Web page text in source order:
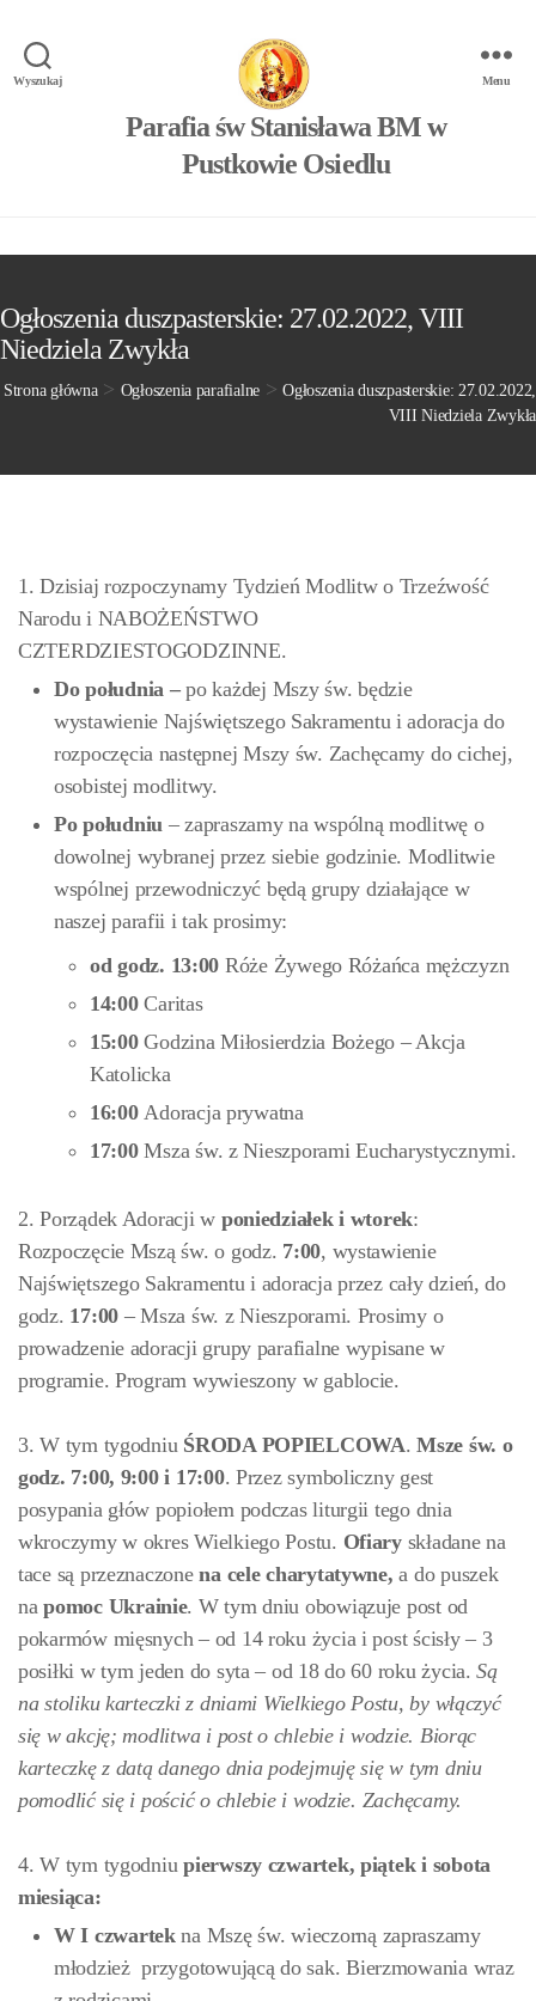
Wyszukaj
Parafia św Stanisława BM w
Pustkowie Osiedlu
Menu
Ogłoszenia duszpasterskie: 27.02.2022, VIII
Niedziela Zwykła
Strona główna> Ogłoszenia parafialne >Ogłoszenia duszpasterskie: 27.02.2022,
VIII Niedziela Zwykła
1. Dzisiaj rozpoczynamy Tydzień Modlitw o Trzeźwość
Narodu i NABOŻEŃSTWO
CZTERDZIESTOGODZINNE.
Do południa –po każdej Mszy św. będzie
wystawienie Najświętszego Sakramentu i adoracja do
rozpoczęcia następnej Mszy św. Zachęcamy do cichej,
osobistej modlitwy.
Po południu – zapraszamy na wspólną modlitwę o
dowolnej wybranej przez siebie godzinie. Modlitwie
wspólnej przewodniczyć będą grupy działające w
naszej parafii i tak prosimy:
od godz. 13:00 Róże Żywego Różańca mężczyzn
14:00Caritas
15:00Godzina Miłosierdzia Bożego – Akcja
Katolicka
16:00Adoracja prywatna
17:00Msza św. z Nieszporami Eucharystycznymi.
2. Porządek Adoracji w poniedziałek i wtorek:
Rozpoczęcie Mszą św. o godz. 7:00, wystawienie
Najświętszego Sakramentu i adoracja przez cały dzień, do
godz. 17:00 – Msza św. z Nieszporami. Prosimy o
prowadzenie adoracji grupy parafialne wypisane w
programie. Program wywieszony w gablocie.
3. W tym tygodniu ŚRODA POPIELCOWA.Msze św. o
godz. 7:00, 9:00 i 17:00. Przez symboliczny gest
posypania głów popiołem podczas liturgii tego dnia
wkroczymy w okres Wielkiego Postu. Ofiary składane na
tace są przeznaczonena cele charytatywne, a do puszek
napomoc Ukrainie. W tym dniu obowiązuje post od
pokarmów mięsnych – od 14 roku życia i post ścisły – 3
posiłki w tym jeden do syta – od 18 do 60 roku życia.Są
na stoliku karteczki z dniami Wielkiego Postu, by włączyć
się w akcję; modlitwa i post o chlebie i wodzie. Biorąc
karteczkę z datą danego dnia podejmuję się w tym dniu
pomodlić się i pościć o chlebie i wodzie. Zachęcamy.
4. W tym tygodniupierwszy czwartek, piątek i sobota
miesiąca:
W I czwartekna Mszę św. wieczorną zapraszamy
młodzież przygotowującą do sak. Bierzmowania wraz